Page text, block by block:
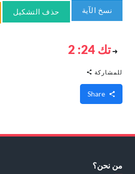
نسخ الآية حذف التشكيل
تك 24: 2
للمشاركة
من نحن؟